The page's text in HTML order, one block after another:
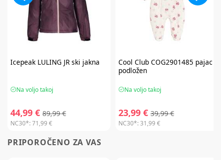
IcepeakLULING JR ski jakna
Na voljo takoj
44,99 € 89,99 €
NC30*:71,99 €
Cool ClubCOG2901485 pajac
podložen
Na voljo takoj
23,99 € 39,99 €
NC30*:31,99 €
PRIPOROČENO ZA VAS